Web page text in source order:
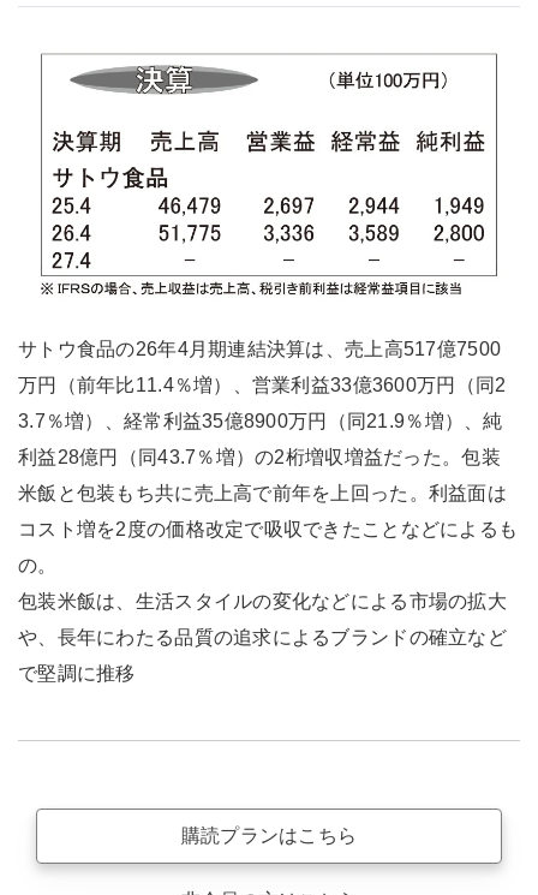
サトウ食品の26年4月期連結決算は、売上高517億7500
万円（前年比11.4％増）、営業利益33億3600万円（同2
3.7％増）、経常利益35億8900万円（同21.9％増）、純
利益28億円（同43.7％増）の2桁増収増益だった。包装
米飯と包装もち共に売上高で前年を上回った。利益面は
コスト増を2度の価格改定で吸収できたことなどによるも
の。
包装米飯は、生活スタイルの変化などによる市場の拡大
や、長年にわたる品質の追求によるブランドの確立など
で堅調に推移
購読プランはこちら